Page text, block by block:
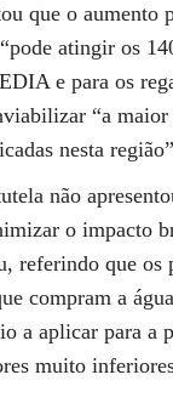
que o aumento
atingir os
e para os
“a maior
nesta
não
o impacto
referindo que os
compram a
a aplicar para a
muito